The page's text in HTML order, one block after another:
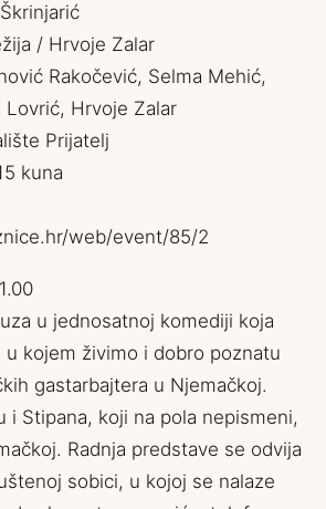
/ Hrvoje Zalar
Rakočević, Selma Mehić,
Lovrić, Hrvoje Zalar
Prijatelj
kuna
web/event/85/2
u jednosatnoj komediji koja
u kojem živimo i dobro poznatu
gastarbajtera u Njemačkoj.
i Stipana, koji na pola nepismeni,
Radnja predstave se odvija
sobici, u kojoj se nalaze